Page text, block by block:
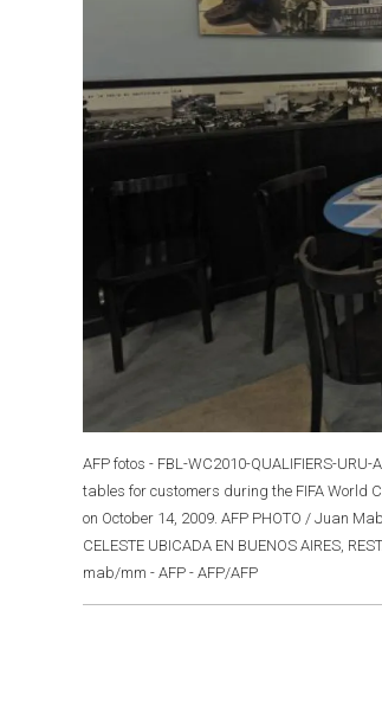
AFP fotos - FBL-WC2010-QUALIFIERS-
tables for customers during the FIFA World
on October 14, 2009. AFP PHOTO / Juan
CELESTE UBICADA EN BUENOS AIRES,
mab/mm - AFP - AFP/AFP